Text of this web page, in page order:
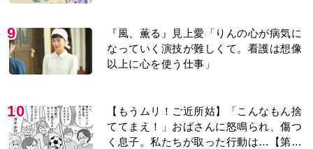
9
『風、薫る』見上愛「りんの心が病気に
なっていく演技が難しくて。看護は想像
以上に心を使う仕事」
10
【もうムリ！ご近所姑】「こんなもん捨
ててまえ！」おばさんに怒鳴られ、傷つ
く息子。私たちが取った行動は…【第3